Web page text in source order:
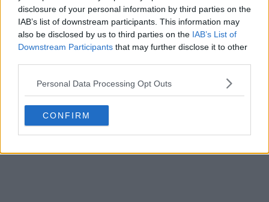
disclosure of your personal information by third parties on the
IAB’s list of downstream participants. This information may
also be disclosed by us to third parties on the IAB’s List of
Downstream Participants that may further disclose it to other
Personal Data Processing Opt Outs
CONFIRM